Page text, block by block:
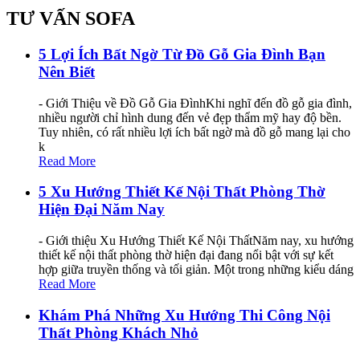
TƯ VẤN SOFA
5 Lợi Ích Bất Ngờ Từ Đồ Gỗ Gia Đình Bạn
Nên Biết
- Giới Thiệu về Đồ Gỗ Gia ĐìnhKhi nghĩ đến đồ gỗ gia đình,
nhiều người chỉ hình dung đến vẻ đẹp thẩm mỹ hay độ bền.
Tuy nhiên, có rất nhiều lợi ích bất ngờ mà đồ gỗ mang lại cho
k
Read More
5 Xu Hướng Thiết Kế Nội Thất Phòng Thờ
Hiện Đại Năm Nay
- Giới thiệu Xu Hướng Thiết Kế Nội ThấtNăm nay, xu hướng
thiết kế nội thất phòng thờ hiện đại đang nổi bật với sự kết
hợp giữa truyền thống và tối giản. Một trong những kiểu dáng
Read More
Khám Phá Những Xu Hướng Thi Công Nội
Thất Phòng Khách Nhỏ